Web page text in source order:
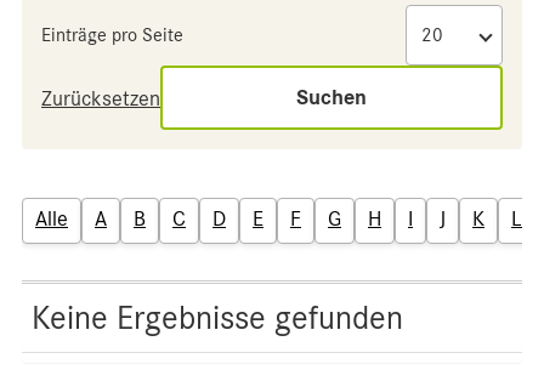
Einträge pro Seite
Zurücksetzen Suchen
Alle A B C D E F G H I J K L
Keine Ergebnisse gefunden